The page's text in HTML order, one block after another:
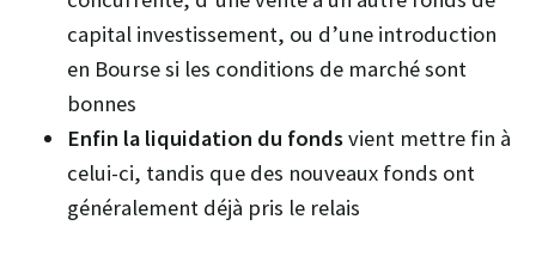
capital investissement, ou d’une introduction
en Bourse si les conditions de marché sont
bonnes
Enfin la liquidation du fondsvient mettre fin à
celui-ci, tandis que des nouveaux fonds ont
généralement déjà pris le relais